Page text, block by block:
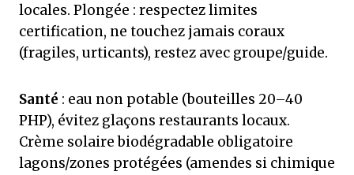
locales. Plongée : respectez limites
certification, ne touchez jamais coraux
(fragiles, urticants), restez avec groupe/guide.
Santé : eau non potable (bouteilles 20–40
PHP), évitez glaçons restaurants locaux.
Crème solaire biodégradable obligatoire
lagons/zones protégées (amendes si chimique